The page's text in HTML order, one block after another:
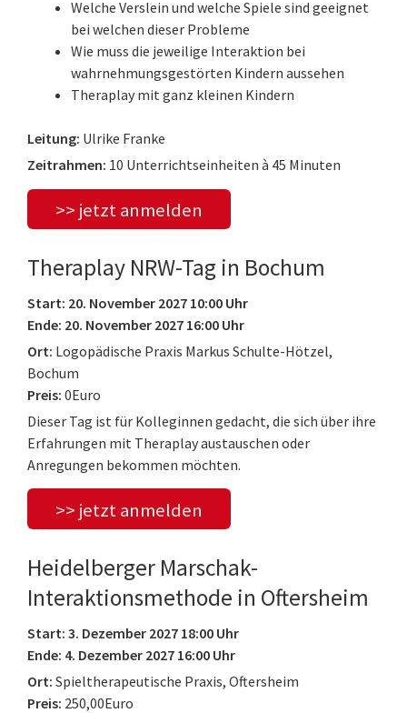
Welche Verslein und welche Spiele sind geeignet
bei welchen dieser Probleme
Wie muss die jeweilige Interaktion bei
wahrnehmungsgestörten Kindern aussehen
Theraplay mit ganz kleinen Kindern
Leitung: Ulrike Franke
Zeitrahmen: 10 Unterrichtseinheiten à 45 Minuten
>> jetzt anmelden
Theraplay NRW-Tag in Bochum
Start: 20. November 2027 10:00 Uhr
Ende: 20. November 2027 16:00 Uhr
Ort: Logopädische Praxis Markus Schulte-Hötzel,
Bochum
Preis: 0Euro
Dieser Tag ist für Kolleginnen gedacht, die sich über ihre
Erfahrungen mit Theraplay austauschen oder
Anregungen bekommen möchten.
>> jetzt anmelden
Heidelberger Marschak-
Interaktionsmethode in Oftersheim
Start: 3. Dezember 2027 18:00 Uhr
Ende: 4. Dezember 2027 16:00 Uhr
Ort: Spieltherapeutische Praxis, Oftersheim
Preis: 250,00Euro